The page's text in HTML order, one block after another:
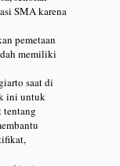
SMA karena
pemetaan
memiliki
saat di
ini untuk
tentang